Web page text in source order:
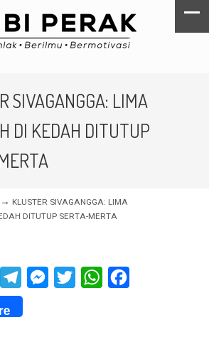
SIVAGANGGA: LIMA
DI KEDAH DITUTUP
→ KLUSTER SIVAGANGGA: LIMA
DITUTUP SERTA-MERTA
Yahoo
TelegramMessenger
Twitter WhatsApp